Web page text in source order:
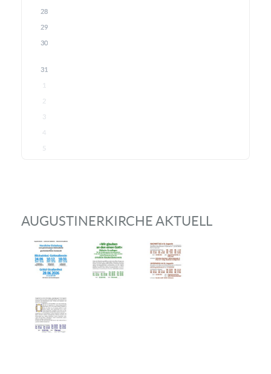
28
29
30
31
1
2
3
4
5
AUGUSTINERKIRCHE AKTUELL